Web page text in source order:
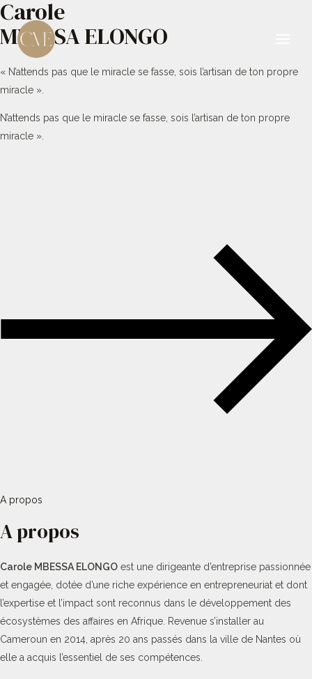
Aller
contenu
Carole
MBESSA ELONGO
« N’attends pas que le miracle se fasse, sois l’artisan de ton propre
miracle ».
N’attends pas que le miracle se fasse, sois l’artisan de ton propre
miracle ».
A propos
A propos
Carole MBESSA ELONGO est une dirigeante d’entreprise passionnée
et engagée, dotée d’une riche expérience en entrepreneuriat et dont
l’expertise et l’impact sont reconnus dans le développement des
écosystèmes des affaires en Afrique. Revenue s’installer au
Cameroun en 2014, après 20 ans passés dans la ville de Nantes où
elle a acquis l’essentiel de ses compétences.